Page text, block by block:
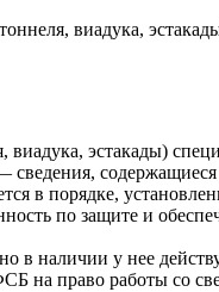
виадука,
виадука, эстакады)
сведения,
в порядке,
по защите и
в наличии у нее
на право работы со